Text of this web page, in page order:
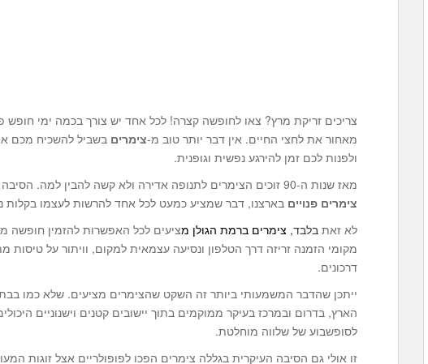
צריכים זריקת מרץ? צאו לחופשה קצרה! לכל אחד יש צורך בכמה ימי
מאחור את לחצי החיים. אין דבר יותר טוב מ-צימרים בשביל להשכיח מכם
ולפנות לכם זמן להירגע נפשית וגופנית.
מאז שנות ה-90 זוכים הצימרים לתנופה אדירה ולא קשה להבין למה. הסיבה הראשונה היא זמינותם הגדולה של
צימרים פנויים בארצנו, דבר שמציע כמעט לכל אחד להרשות לעצמו בקלות
לא זאת בלבד, צימרים ברמת הגולן מציעים לכל האפשרות להזמין
מקומי הזמנה זריזה דרך הטלפון ונסיעה עצמאית למקום, וויתור על טיסות
דרכונים.
ייתכן שהדבר המשמעותי ביותר זה השקט שהצימרים מציעים. שלא כמו
הארץ, בדרום ובמרכז בעיקר ממוקמים בתוך יישובים קטנים וישנוניים
לסופשבוע של שלווה מוחלטת.
זו אולי גם הסיבה העיקרית בגללה צימרים הפכו לפופולריים אצל זוגות